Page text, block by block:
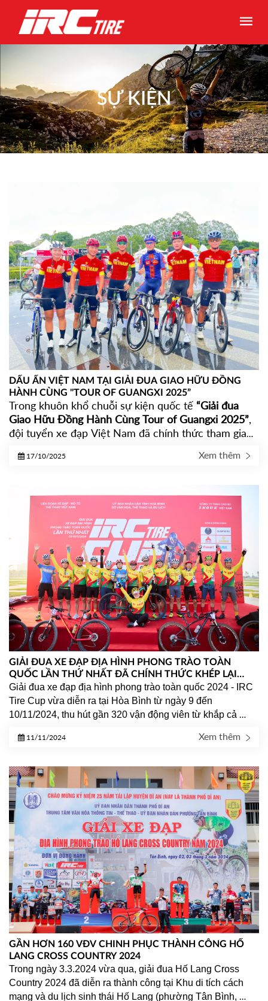
SỰ KIỆN
DẤU ẤN VIỆT NAM TẠI GIẢI ĐUA GIAO HỮU ĐỒNG
HÀNH CÙNG "TOUR OF GUANGXI 2025”
Trong khuôn khổ chuỗi sự kiện quốc tế “Giải đua
Giao Hữu Đồng Hành Cùng Tour of Guangxi 2025”,
đội tuyển xe đạp Việt Nam đã chính thức tham gia
trong khu vực. Đồng hành cùng đội tuyển trong giải
được lựa chọn
trang bị cho toàn bộ các vận động viên.
17/10/2025 Xem thêm
GIẢI ĐUA XE ĐẠP ĐỊA HÌNH PHONG TRÀO TOÀN
QUỐC LẦN THỨ NHẤT ĐÃ CHÍNH THỨC KHÉP LẠI
THẬT HOÀNH TRÁNG
Giải đua xe đạp địa hình phong trào toàn quốc 2024 - IRC
Tire Cup vừa diễn ra tại Hòa Bình từ ngày 9 đến
10/11/2024, thu hút gần 320 vận động viên từ khắp cả
đồng biker Việt Nam.
11/11/2024 Xem thêm
GẦN HƠN 160 VĐV CHINH PHỤC THÀNH CÔNG HỐ
LANG CROSS COUNTRY 2024
Trong ngày 3.3.2024 vừa qua, giải đua Hố Lang Cross
Country 2024 đã diễn ra thành công tại Khu di tích cách
mạng và du lịch sinh thái Hố Lang (phường Tân Bình,